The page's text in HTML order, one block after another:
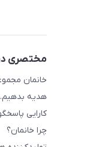
مختصری
خانمان
هدیه بدهیم.
کارایی
چرا خانمان؟